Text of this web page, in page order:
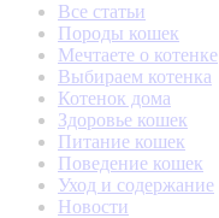
Все статьи
Породы кошек
Мечтаете о котенке
Выбираем котенка
Котенок дома
Здоровье кошек
Питание кошек
Поведение кошек
Уход и содержание
Новости